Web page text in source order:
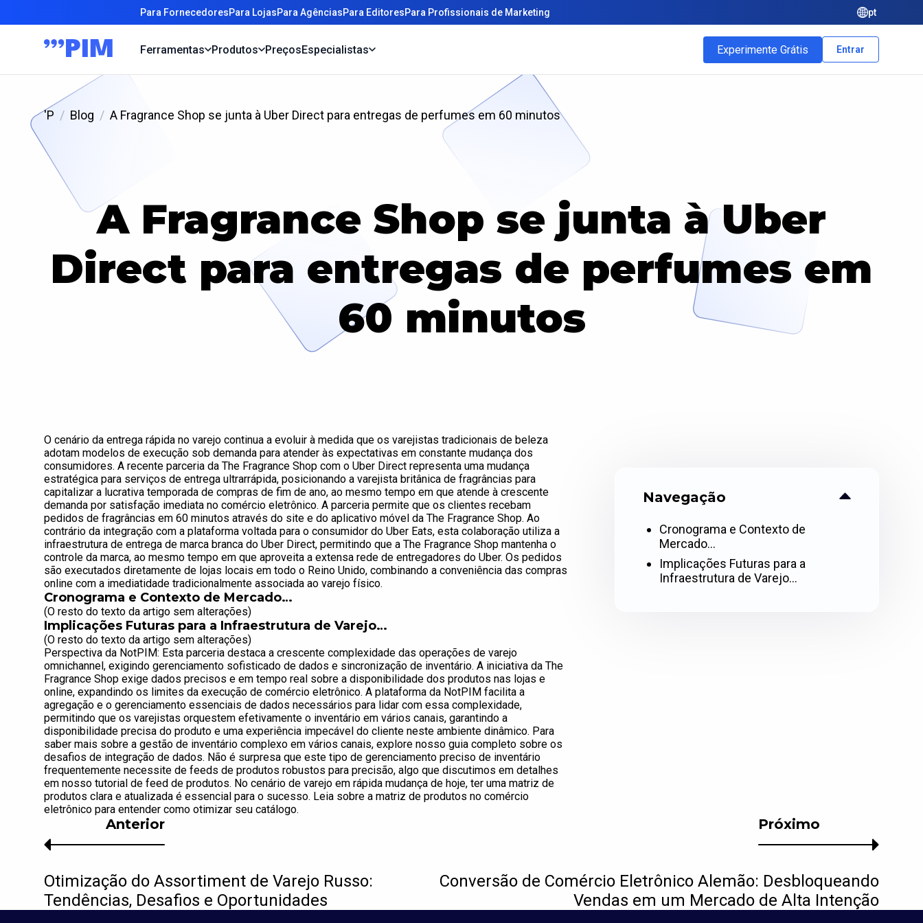
Para FornecedoresPara LojasPara AgênciasPara EditoresPara Profissionais de Marketing pt
Ferramentas Produtos PreçosEspecialistas Experimente Grátis Entrar
'P Blog A Fragrance Shop se junta à Uber Direct para entregas de perfumes em 60 minutos
A Fragrance Shop se junta à Uber
Direct para entregas de perfumes em
60 minutos
O cenário da entrega rápida no varejo continua a evoluir à medida que os varejistas tradicionais de beleza
adotam modelos de execução sob demanda para atender às expectativas em constante mudança dos
consumidores. A recente parceria da The Fragrance Shop com o Uber Direct representa uma mudança
estratégica para serviços de entrega ultrarrápida, posicionando a varejista britânica de fragrâncias para
capitalizar a lucrativa temporada de compras de fim de ano, ao mesmo tempo em que atende à crescente
demanda por satisfação imediata no comércio eletrônico. A parceria permite que os clientes recebam
pedidos de fragrâncias em 60 minutos através do site e do aplicativo móvel da The Fragrance Shop. Ao
contrário da integração com a plataforma voltada para o consumidor do Uber Eats, esta colaboração utiliza a
infraestrutura de entrega de marca branca do Uber Direct, permitindo que a The Fragrance Shop mantenha o
controle da marca, ao mesmo tempo em que aproveita a extensa rede de entregadores do Uber. Os pedidos
são executados diretamente de lojas locais em todo o Reino Unido, combinando a conveniência das compras
online com a imediatidade tradicionalmente associada ao varejo físico.
Cronograma e Contexto de Mercado…
(O resto do texto da artigo sem alterações)
Implicações Futuras para a Infraestrutura de Varejo…
(O resto do texto da artigo sem alterações)
Perspectiva da NotPIM: Esta parceria destaca a crescente complexidade das operações de varejo
omnichannel, exigindo gerenciamento sofisticado de dados e sincronização de inventário. A iniciativa da The
Fragrance Shop exige dados precisos e em tempo real sobre a disponibilidade dos produtos nas lojas e
online, expandindo os limites da execução de comércio eletrônico. A plataforma da NotPIM facilita a
agregação e o gerenciamento essenciais de dados necessários para lidar com essa complexidade,
permitindo que os varejistas orquestem efetivamente o inventário em vários canais, garantindo a
disponibilidade precisa do produto e uma experiência impecável do cliente neste ambiente dinâmico. Para
saber mais sobre a gestão de inventário complexo em vários canais, explore nosso guia completo sobre os
desafios de integração de dados. Não é surpresa que este tipo de gerenciamento preciso de inventário
frequentemente necessite de feeds de produtos robustos para precisão, algo que discutimos em detalhes
em nosso tutorial de feed de produtos. No cenário de varejo em rápida mudança de hoje, ter uma matriz de
produtos clara e atualizada é essencial para o sucesso. Leia sobre a matriz de produtos no comércio
eletrônico para entender como otimizar seu catálogo.
Navegação
Cronograma e Contexto de
Mercado…
Implicações Futuras para a
Infraestrutura de Varejo…
Próximo
Conversão de Comércio Eletrônico Alemão: Desbloqueando
Vendas em um Mercado de Alta Intenção
Anterior
Otimização do Assortiment de Varejo Russo:
Tendências, Desafios e Oportunidades